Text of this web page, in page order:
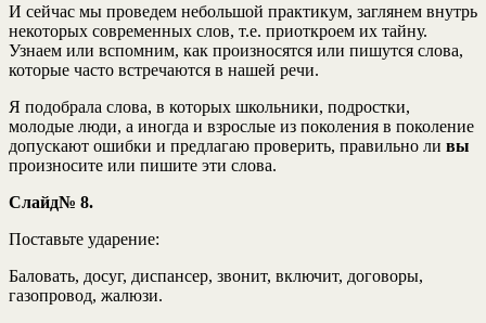
И сейчас мы проведем небольшой практикум, заглянем внутрь
некоторых современных слов, т.е. приоткроем их тайну.
Узнаем или вспомним, как произносятся или пишутся слова,
которые часто встречаются в нашей речи.
Я подобрала слова, в которых школьники, подростки,
молодые люди, а иногда и взрослые из поколения в поколение
допускают ошибки и предлагаю проверить, правильно ли вы
произносите или пишите эти слова.
Слайд№ 8.
Поставьте ударение:
Баловать, досуг, диспансер, звонит, включит, договоры,
газопровод, жалюзи.